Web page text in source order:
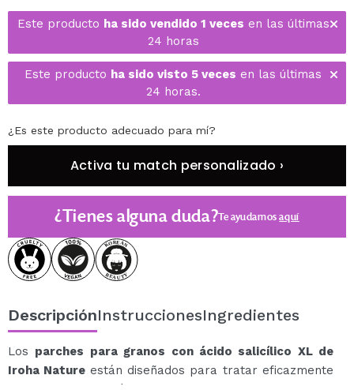
Este producto ha sido vendido 1 veces en las últimas
24 horas
Este producto ha sido visto 5 veces en las últimas
24 horas.
¿Es este producto adecuado para mí?
Activa tu match personalizado ›
¿Tienes alguna duda?Te ayudamosaquí
DescripciónInstruccionesIngredientes
Los parches para granos con ácido salicílico XL de
Iroha Nature están diseñados para tratar eficazmente